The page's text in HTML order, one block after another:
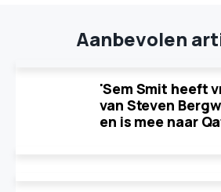
Aanbevolen
'Sem Smit heeft
van Steven
en is mee naar